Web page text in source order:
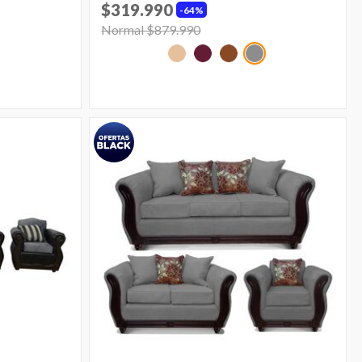
64%
$319.990
Price reduced from
Normal $879.990to